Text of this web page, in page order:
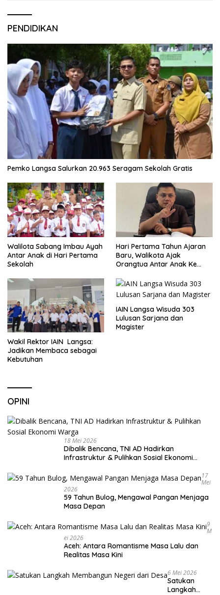
PENDIDIKAN
Pemko Langsa Salurkan 20.963 Seragam Sekolah Gratis
Walilota Sabang Imbau Ayah
Antar Anak di Hari Pertama
Sekolah
Hari Pertama Tahun Ajaran
Baru, Walikota Ajak
Orangtua Antar Anak Ke
Wakil Rektor IAIN Langsa:
Jadikan Membaca sebagai
Kebutuhan
IAIN Langsa Wisuda 303
Lulusan Sarjana dan
Magister
OPINI
18 Mei 2026
Dibalik Bencana, TNI AD Hadirkan
Infrastruktur & Pulihkan Sosial Ekonomi
17
Mei
2026
59 Tahun Bulog, Mengawal Pangan Menjaga
Masa Depan
9
M
Ei 2026
Aceh: Antara Romantisme Masa Lalu dan
Realitas Masa Kini
6 Mei 2026
Satukan
Langkah